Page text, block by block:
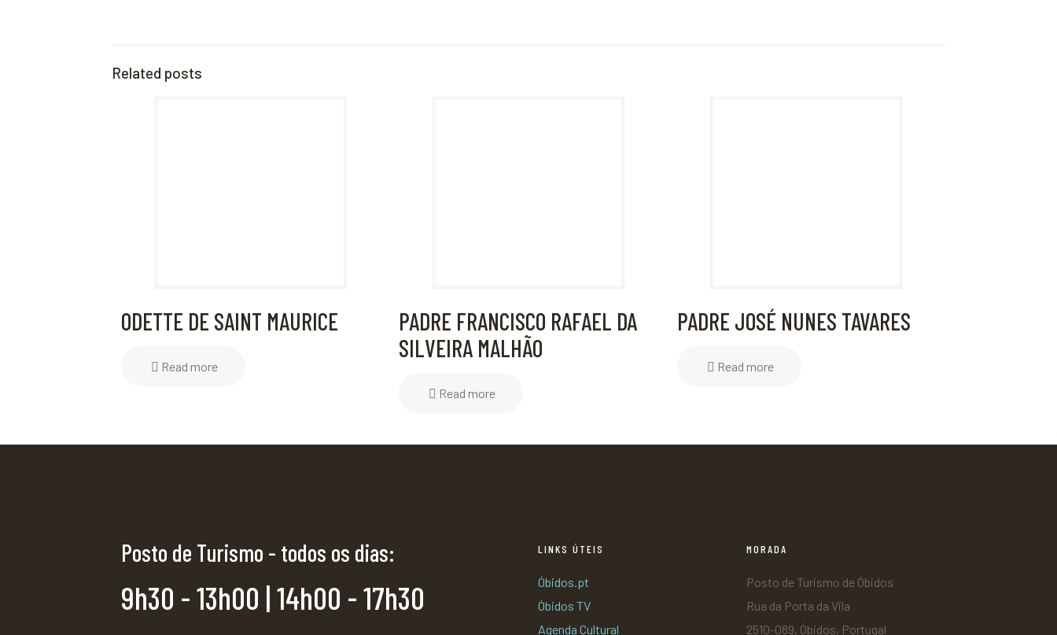
Related posts
ODETTE DE SAINT MAURICE
Read more
PADRE FRANCISCO RAFAEL DA
SILVEIRA MALHÃO
Read more
PADRE JOSÉ NUNES TAVARES
Read more
Posto de Turismo - todos os dias:
9h30 - 13h00 | 14h00 - 17h30
LINKS ÚTEIS
Óbidos.pt
Óbidos TV
Agenda Cultural
MORADA
Posto de Turismo de Óbidos
Rua da Porta da Vila
2510-089, Óbidos, Portugal